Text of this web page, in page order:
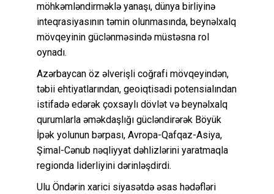
möhkəmləndirməklə yanaşı, dünya birliyinə
inteqrasiyasının təmin olunmasında, beynəlxalq
mövqeyinin güclənməsində müstəsna rol
oynadı.
Azərbaycan öz əlverişli coğrafi mövqeyindən,
təbii ehtiyatlarından, geoiqtisadi potensialından
istifadə edərək çoxsaylı dövlət və beynəlxalq
qurumlarla əməkdaşlığı gücləndirərək Böyük
İpək yolunun bərpası, Avropa-Qafqaz-Asiya,
Şimal-Cənub nəqliyyat dəhlizlərini yaratmaqla
regionda liderliyini dərinləşdirdi.
Ulu Öndərin xarici siyasətdə əsas hədəfləri